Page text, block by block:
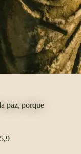
paz, porque